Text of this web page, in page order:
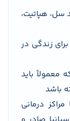
سل، هپاتیت،
زندگی در
معمولاً باید
درمانی